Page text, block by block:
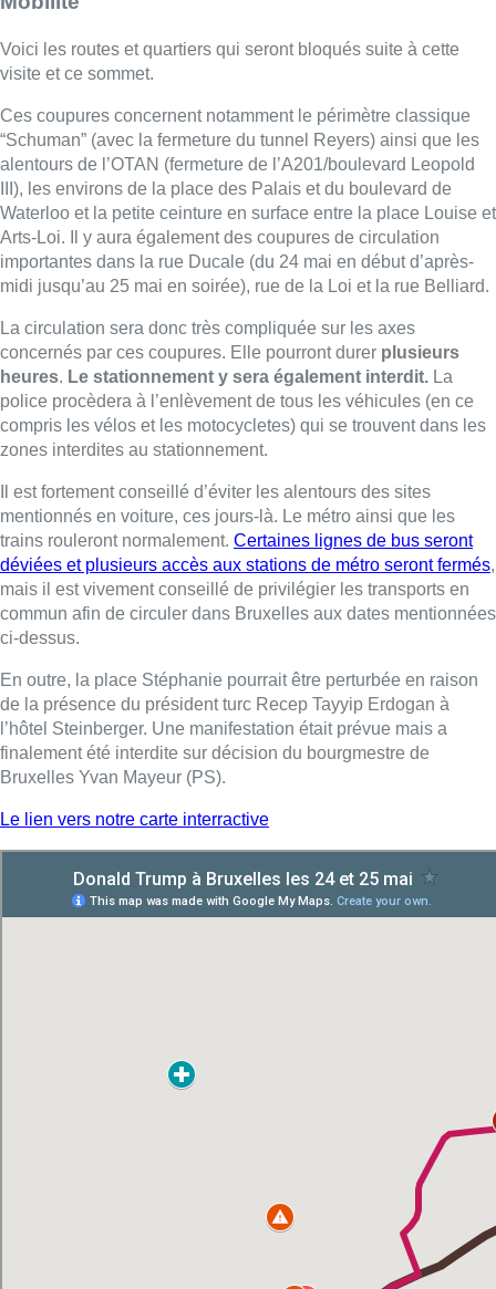
Voici les routes et quartiers qui seront bloqués suite à cette
visite et ce sommet.
Ces coupures concernent notamment le périmètre classique
“Schuman” (avec la fermeture du tunnel Reyers) ainsi que les
alentours de l’OTAN (fermeture de l’A201/boulevard Leopold
III), les environs de la place des Palais et du boulevard de
Waterloo et la petite ceinture en surface entre la place Louise et
Arts-Loi. Il y aura également des coupures de circulation
importantes dans la rue Ducale (du 24 mai en début d’après-
midi jusqu’au 25 mai en soirée), rue de la Loi et la rue Belliard.
La circulation sera donc très compliquée sur les axes
concernés par ces coupures. Elle pourront durer plusieurs
heures. Le stationnement y sera également interdit. La
police procèdera à l’enlèvement de tous les véhicules (en ce
compris les vélos et les motocycletes) qui se trouvent dans les
zones interdites au stationnement.
Il est fortement conseillé d’éviter les alentours des sites
mentionnés en voiture, ces jours-là. Le métro ainsi que les
trains rouleront normalement. Certaines lignes de bus seront
déviées et plusieurs accès aux stations de métro seront fermés,
mais il est vivement conseillé de privilégier les transports en
commun afin de circuler dans Bruxelles aux dates mentionnées
ci-dessus.
En outre, la place Stéphanie pourrait être perturbée en raison
de la présence du président turc Recep Tayyip Erdogan à
l’hôtel Steinberger. Une manifestation était prévue mais a
finalement été interdite sur décision du bourgmestre de
Bruxelles Yvan Mayeur (PS).
Le lien vers notre carte interractive